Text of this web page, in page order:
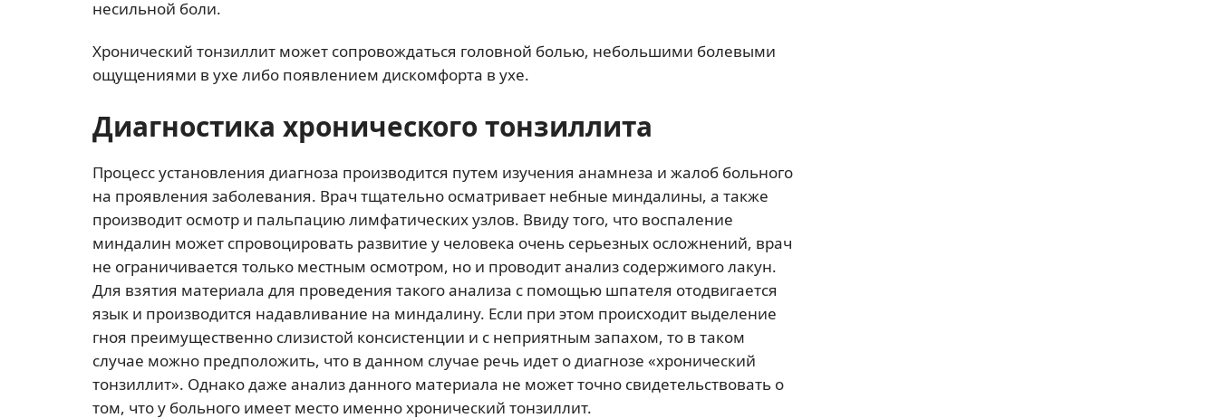
несильной боли.
Хронический тонзиллит может сопровождаться головной болью, небольшими болевыми
ощущениями в ухе либо появлением дискомфорта в ухе.
Диагностика хронического тонзиллита
Процесс установления диагноза производится путем изучения анамнеза и жалоб больного
на проявления заболевания. Врач тщательно осматривает небные миндалины, а также
производит осмотр и пальпацию лимфатических узлов. Ввиду того, что воспаление
миндалин может спровоцировать развитие у человека очень серьезных осложнений, врач
не ограничивается только местным осмотром, но и проводит анализ содержимого лакун.
Для взятия материала для проведения такого анализа с помощью шпателя отодвигается
язык и производится надавливание на миндалину. Если при этом происходит выделение
гноя преимущественно слизистой консистенции и с неприятным запахом, то в таком
случае можно предположить, что в данном случае речь идет о диагнозе «хронический
тонзиллит». Однако даже анализ данного материала не может точно свидетельствовать о
том, что у больного имеет место именно хронический тонзиллит.